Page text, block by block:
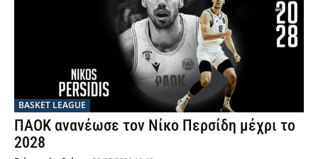
BASKET LEAGUE
ΠΑΟΚ ανανέωσε τον Νίκο Περσίδη μέχρι το
2028